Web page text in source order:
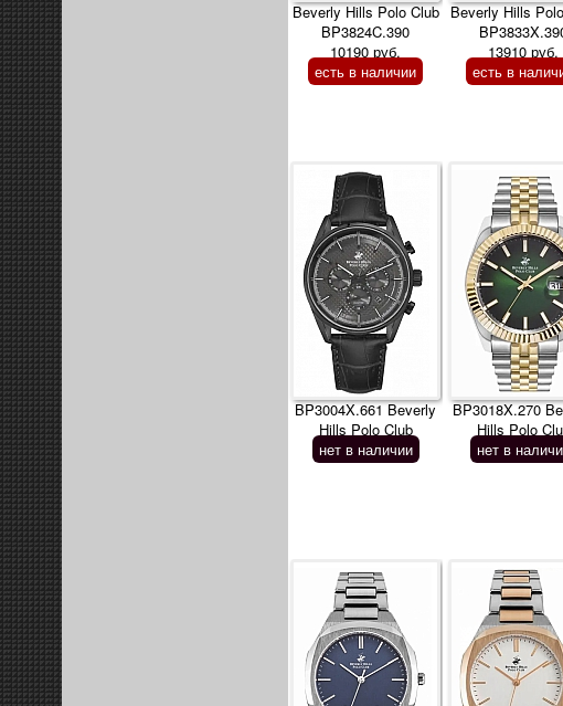
Beverly Hills Polo Club
BP3824C.390
10190 руб.
есть в наличии
Beverly Hills
13910 руб.
есть в
BP3004X.661 Beverly
Hills Polo Club
нет в наличии
BP3018X.270
Hills Polo
нет в